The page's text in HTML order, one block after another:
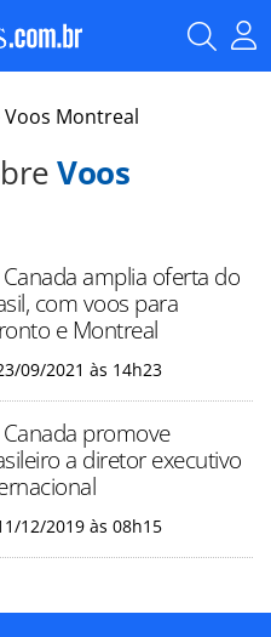
Montreal
Voos
amplia oferta do
com voos para
e Montreal
09/2021 às 14h23
promove
a diretor executivo
12/2019 às 08h15